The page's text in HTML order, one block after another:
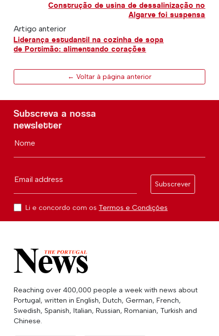
Construção de usina de dessalinização no
Algarve foi suspensa
Artigo anterior
Liderança estudantil na cozinha de sopa
de Portimão: alimentando corações
← Voltar à página anterior
Subscreva a nossa
newsletter
Nome
Email address
Subscrever
Li e concordo com os Termos e Condições
Reaching over 400,000 people a week with news about
Portugal, written in English, Dutch, German, French,
Swedish, Spanish, Italian, Russian, Romanian, Turkish and
Chinese.